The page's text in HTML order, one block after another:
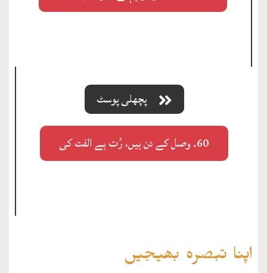
پچھلی پوسٹ
60۔ وصل کے دن ہیں، رُت ہے الفت کی
اپنا تبصرہ بھیجیں